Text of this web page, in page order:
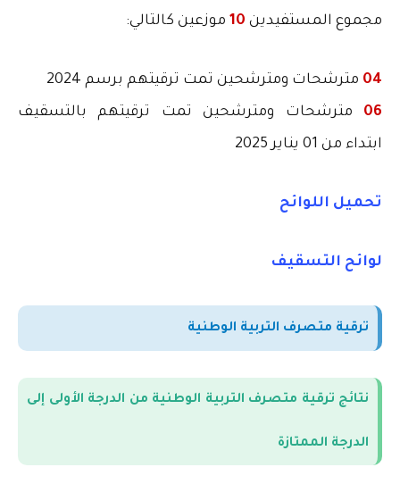
مجموع المستفيدين 10 موزعين كالتالي:
04 مترشحات ومترشحين تمت ترقيتهم برسم 2024
06
مترشحات ومترشحين تمت ترقيتهم بالتسقيف
ابتداء من 01 يناير 2025
تحميل اللوائح
لوائح التسقيف
ترقية متصرف التربية الوطنية
نتائج ترقية متصرف التربية الوطنية من الدرجة الأولى إلى
الدرجة الممتازة